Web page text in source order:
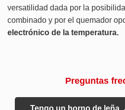
versatilidad dada por la
combinado y por el quemador
electrónico de la temperatura.
Preguntas
Tengo un horno de leña,